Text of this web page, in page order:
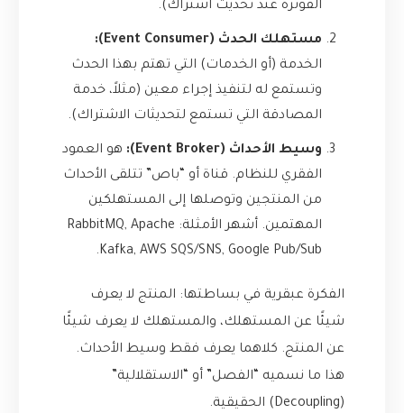
الفوترة عند تحديث اشتراك).
مستهلك الحدث (Event Consumer):
الخدمة (أو الخدمات) التي تهتم بهذا الحدث
وتستمع له لتنفيذ إجراء معين (مثلاً، خدمة
المصادقة التي تستمع لتحديثات الاشتراك).
وسيط الأحداث (Event Broker):
هو العمود
الفقري للنظام. قناة أو “باص” تتلقى الأحداث
من المنتجين وتوصلها إلى المستهلكين
المهتمين. أشهر الأمثلة: RabbitMQ, Apache
Kafka, AWS SQS/SNS, Google Pub/Sub.
الفكرة عبقرية في بساطتها: المنتج لا يعرف
شيئًا عن المستهلك، والمستهلك لا يعرف شيئًا
عن المنتج. كلاهما يعرف فقط وسيط الأحداث.
هذا ما نسميه “الفصل” أو “الاستقلالية”
(Decoupling) الحقيقية.